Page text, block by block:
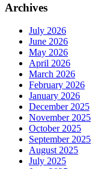
Archives
July 2026
June 2026
May 2026
April 2026
March 2026
February 2026
January 2026
December 2025
November 2025
October 2025
September 2025
August 2025
July 2025